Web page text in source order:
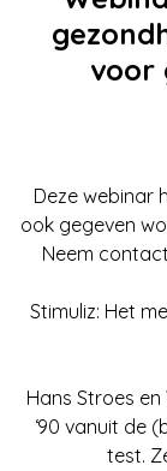
voor
Deze webinar
ook gegeven
Neem
Stimuliz: Het
Hans Stroes
‘90 vanuit de
test.